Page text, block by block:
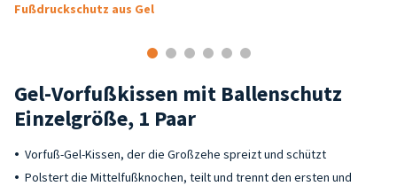
Fußdruckschutz aus Gel
Gel-Vorfußkissen mit Ballenschutz
Einzelgröße, 1 Paar
Vorfuß-Gel-Kissen, der die Großzehe spreizt und schützt
Polstert die Mittelfußknochen, teilt und trennt den ersten und